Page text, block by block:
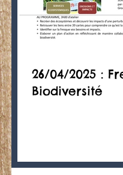
26/04/2025 :
Biodiversité